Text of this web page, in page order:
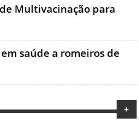
Multivacinação para
saúde a romeiros de
+